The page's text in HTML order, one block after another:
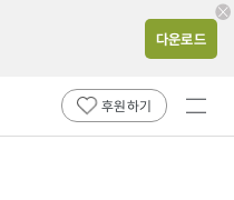
다운로드
후원하기
전체